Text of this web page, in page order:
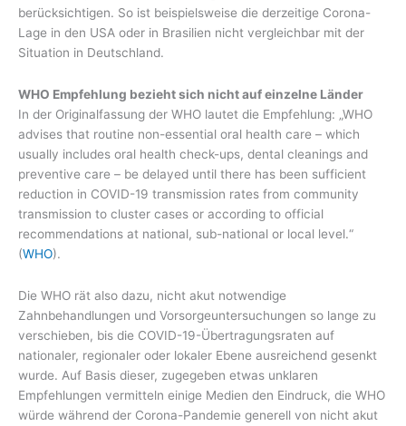
berücksichtigen. So ist beispielsweise die derzeitige Corona-
Lage in den USA oder in Brasilien nicht vergleichbar mit der
Situation in Deutschland.
WHO Empfehlung bezieht sich nicht auf einzelne Länder
In der Originalfassung der WHO lautet die Empfehlung: „WHO
advises that routine non-essential oral health care – which
usually includes oral health check-ups, dental cleanings and
preventive care – be delayed until there has been sufficient
reduction in COVID-19 transmission rates from community
transmission to cluster cases or according to official
recommendations at national, sub-national or local level.“
(WHO).
Die WHO rät also dazu, nicht akut notwendige
Zahnbehandlungen und Vorsorgeuntersuchungen so lange zu
verschieben, bis die COVID-19-Übertragungsraten auf
nationaler, regionaler oder lokaler Ebene ausreichend gesenkt
wurde. Auf Basis dieser, zugegeben etwas unklaren
Empfehlungen vermitteln einige Medien den Eindruck, die WHO
würde während der Corona-Pandemie generell von nicht akut